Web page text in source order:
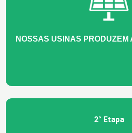
NOSSAS USINAS PRODUZEM
2° Etapa